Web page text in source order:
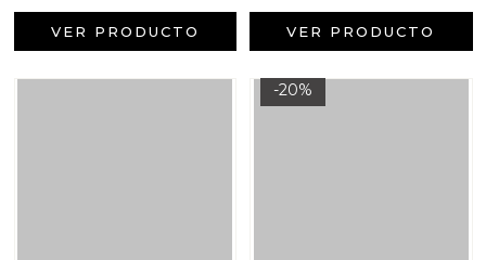
VER PRODUCTO VER PRODUCTO
-20%